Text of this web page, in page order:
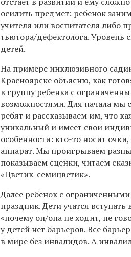
осилить предмет: ребенок
учителя или воспитателя
тьютора/дефектолога. Уровень
детей.
На примере инклюзивного
Красноярске объясню, как
в группу ребенка с
возможностями. Для начала мы
ребят и рассказываем им, что
уникальный и имеет свои
особенности: кто-то носит
аппарат. Мы проигрываем
показываем сценки, читаем
«Цветик-семицветик».
Далее ребенок с
праздник. Дети учатся
«почему он/она не ходит, не
у детей нет барьеров. Все
в мире без инвалидов. А